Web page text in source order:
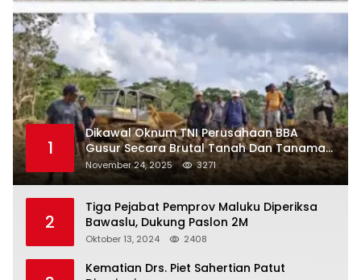
1
Dikawal Oknum TNI Perusahaan BBA
Gusur Secara Brutal Tanah Dan Tanaman
Warga, Akademisi Unpatti Minta Pangdam
Tertibkan Anggotanya
November 24, 2025 3271
2
Tiga Pejabat Pemprov Maluku Diperiksa
Bawaslu, Dukung Paslon 2M
Oktober 13, 2024 2408
Kematian Drs. Piet Sahertian Patut